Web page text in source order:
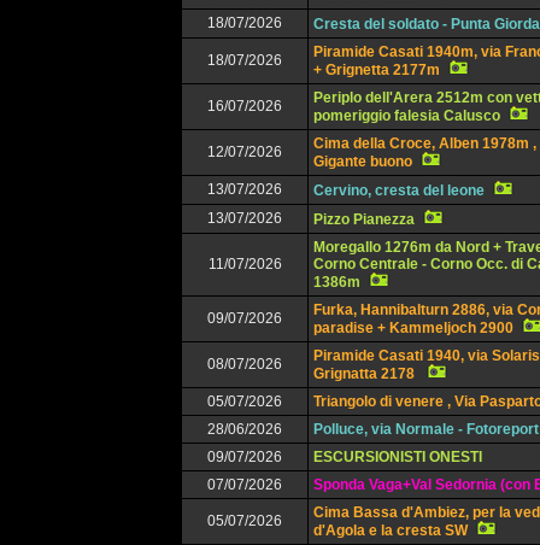
18/07/2026
Cresta del soldato - Punta
18/07/2026
Piramide Casati 1940m, via
+ Grignetta 2177m
16/07/2026
Periplo dell'Arera 2512m con
pomeriggio falesia Calusco
12/07/2026
Cima della Croce, Alben 1978m ,
Gigante buono
13/07/2026
Cervino, cresta del leone
13/07/2026
Pizzo Pianezza
11/07/2026
Moregallo 1276m da Nord +
Corno Centrale - Corno Occ. di
1386m
09/07/2026
Furka, Hannibalturn 2886, via
paradise + Kammeljoch 2900
08/07/2026
Piramide Casati 1940, via
Grignatta 2178
05/07/2026
Triangolo di venere , Via
28/06/2026
Polluce, via Normale - Fotoreport
09/07/2026
ESCURSIONISTI ONESTI
07/07/2026
Sponda Vaga+Val Sedornia (con
05/07/2026
Cima Bassa d'Ambiez, per la
d'Agola e la cresta SW